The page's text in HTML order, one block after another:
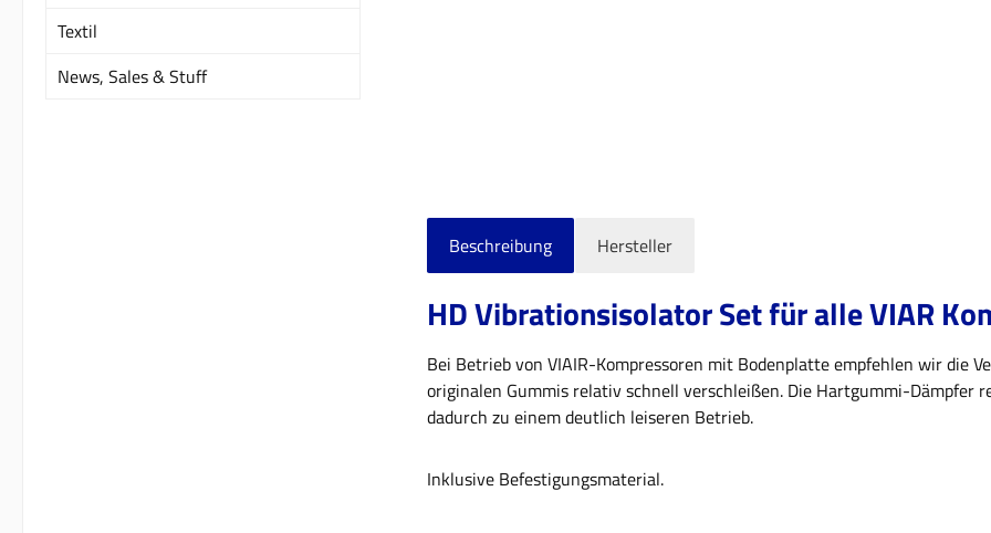
Textil
News, Sales & Stuff
Beschreibung Hersteller
HD Vibrationsisolator Set für alle VIAR
Bei Betrieb von VIAIR-Kompressoren mit Bodenplatte empfehlen wir die
originalen Gummis relativ schnell verschleißen. Die Hartgummi-Dämpfer
dadurch zu einem deutlich leiseren Betrieb.
Inklusive Befestigungsmaterial.